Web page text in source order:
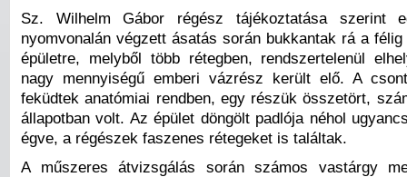
Sz. Wilhelm Gábor régész tájékoztatása szerint
nyomvonalán végzett ásatás során bukkantak rá a
épületre, melyből több rétegben, rendszertelenül
nagy mennyiségű emberi vázrész került elő. A
feküdtek anatómiai rendben, egy részük összetört,
állapotban volt. Az épület döngölt padlója néhol
égve, a régészek faszenes rétegeket is találtak.
A műszeres átvizsgálás során számos vastárgy